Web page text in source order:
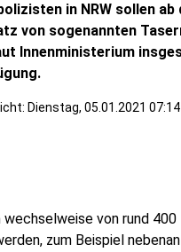
in NRW sollen ab
von sogenannten
Innenministerium
Dienstag, 05.01.2021 07:14
wechselweise von rund 400
zum Beispiel